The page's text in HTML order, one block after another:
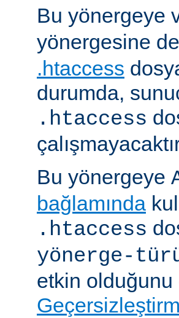
Bu yönergeye
yönergesine
.htaccess
durumda,
.htaccess
Bu yönergeye
bağlamında
.htaccess
yönerge-
etkin